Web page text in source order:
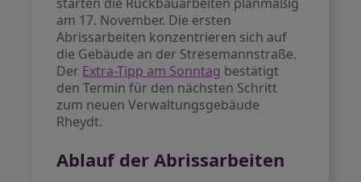
am 17. November. Die ersten
Abrissarbeiten konzentrieren sich auf
die Gebäude an der Stresemannstraße.
Der Extra-Tipp am Sonntag bestätigt
den Termin für den nächsten Schritt
zum neuen Verwaltungsgebäude
Rheydt.
Ablauf der Abrissarbeiten